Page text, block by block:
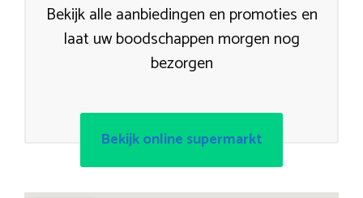
Bekijk alle aanbiedingen en promoties en
laat uw boodschappen morgen nog
bezorgen
Bekijk online supermarkt